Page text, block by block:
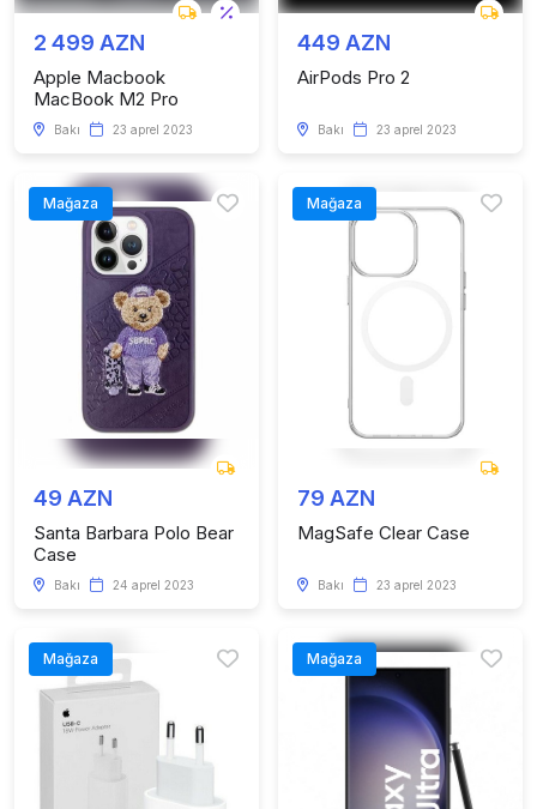
2 499 AZN
Apple Macbook
MacBook M2 Pro
Bakı 23 aprel 2023
449 AZN
AirPods Pro 2
Bakı 23 aprel 2023
Mağaza
49 AZN
Santa Barbara Polo Bear
Case
Bakı 24 aprel 2023
Mağaza
79 AZN
MagSafe Clear Case
Bakı 23 aprel 2023
Mağaza Mağaza